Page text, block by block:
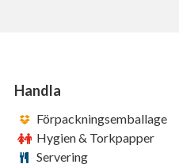
Handla
Förpackningsemballage
Hygien & Torkpapper
Servering